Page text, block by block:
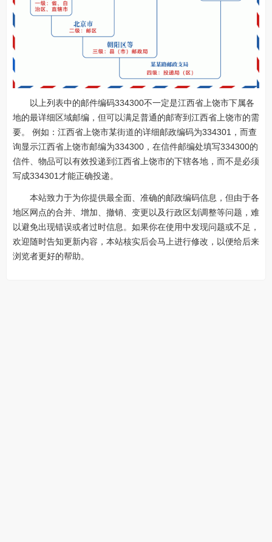
以上列表中的邮件编码334300不一定是江西省上饶市下属各
地的最详细区域邮编，但可以满足普通的邮寄到江西省上饶市的需
要。 例如：江西省上饶市某街道的详细邮政编码为334301，而查
询显示江西省上饶市邮编为334300，在信件邮编处填写334300的
信件、物品可以有效投递到江西省上饶市的下辖各地，而不是必须
写成334301才能正确投递。
本站致力于为你提供最全面、准确的邮政编码信息，但由于各
地区网点的合并、增加、撤销、变更以及行政区划调整等问题，难
以避免出现错误或者过时信息。如果你在使用中发现问题或不足，
欢迎随时告知更新内容，本站核实后会马上进行修改，以便给后来
浏览者更好的帮助。